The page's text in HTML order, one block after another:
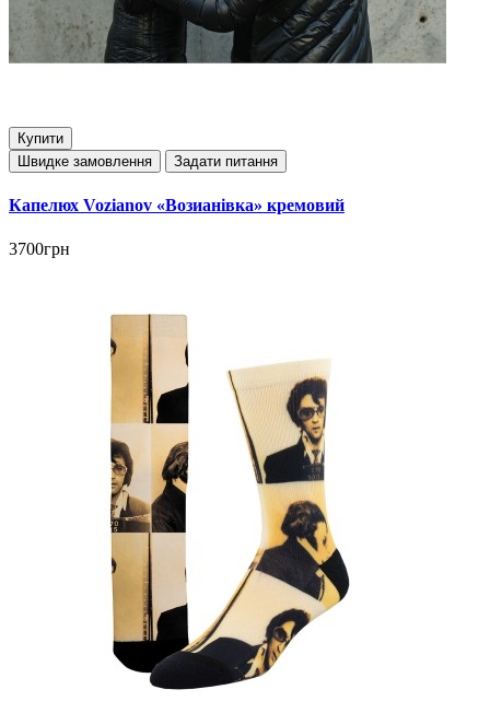
Купити
Швидке замовлення
Задати питання
Капелюх Vozianov «Возианівка» кремовий
3700грн